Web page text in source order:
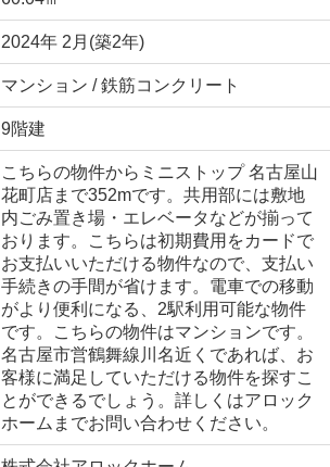
2024年 2月(築2年)
マンション / 鉄筋コンクリート
9階建
こちらの物件からミニストップ 名古屋山
花町店まで352mです。共用部には敷地
内ごみ置き場・エレベータなどが揃って
おります。こちらは初期費用をカードで
お支払いいただける物件なので、支払い
手続きの手間が省けます。電車での移動
がより便利になる、2駅利用可能な物件
です。こちらの物件はマンションです。
名古屋市営鶴舞線川名近くであれば、お
客様に満足していただける物件を探すこ
とができるでしょう。詳しくはアロック
ホームまでお問い合わせください。